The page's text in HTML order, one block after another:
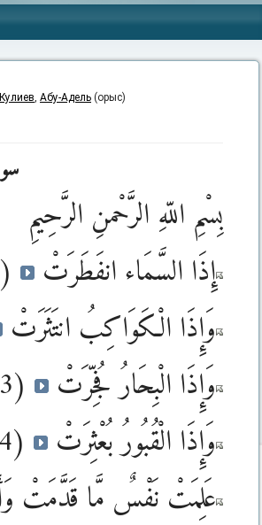
Кулиев, Абу-Адель (орыс)
بِسْمِ اللّهِ الرَّحْمنِ الرَّحِيمِ
إِذَا السَّمَاء انفَطَرَتْ
(1)
وَإِذَا الْكَوَاكِبُ انتَثَرَتْ
وَإِذَا الْبِحَارُ فُجِّرَتْ
(3)
وَإِذَا الْقُبُورُ بُعْثِرَتْ
(4)
عَلِمَتْ نَفْسٌ مَّا قَدَّمَتْ